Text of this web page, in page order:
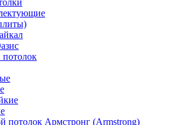
потолок Армстронг (Armstrong)